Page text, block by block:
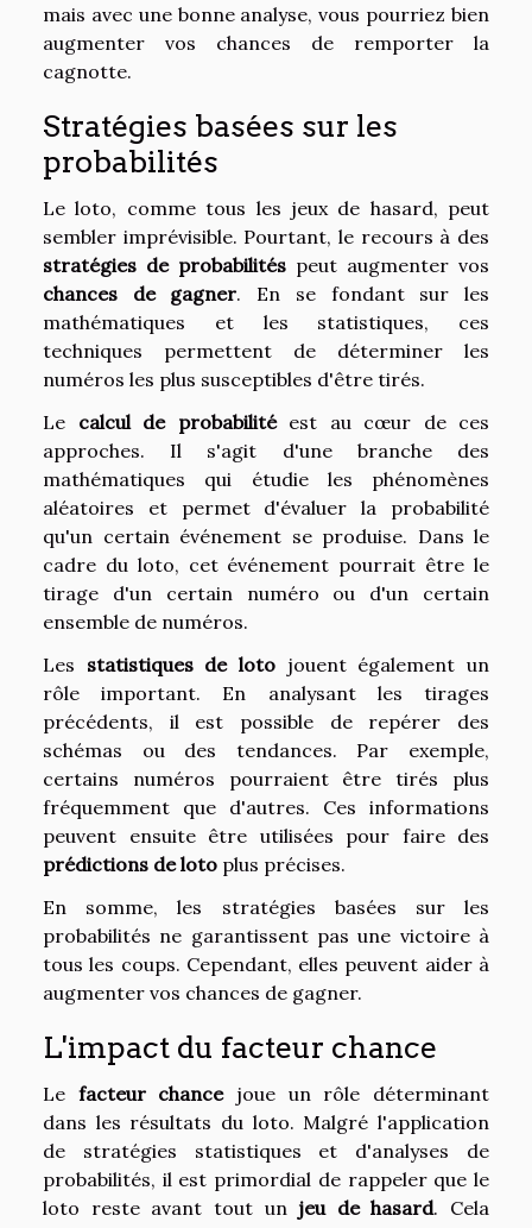
mais avec une bonne analyse, vous pourriez bien
augmenter vos chances de remporter la
cagnotte.
Stratégies basées sur les
probabilités
Le loto, comme tous les jeux de hasard, peut
sembler imprévisible. Pourtant, le recours à des
stratégies de probabilités peut augmenter vos
chances de gagner. En se fondant sur les
mathématiques et les statistiques, ces
techniques permettent de déterminer les
numéros les plus susceptibles d'être tirés.
Le calcul de probabilitéest au cœur de ces
approches. Il s'agit d'une branche des
mathématiques qui étudie les phénomènes
aléatoires et permet d'évaluer la probabilité
qu'un certain événement se produise. Dans le
cadre du loto, cet événement pourrait être le
tirage d'un certain numéro ou d'un certain
ensemble de numéros.
Les statistiques de loto jouent également un
rôle important. En analysant les tirages
précédents, il est possible de repérer des
schémas ou des tendances. Par exemple,
certains numéros pourraient être tirés plus
fréquemment que d'autres. Ces informations
peuvent ensuite être utilisées pour faire des
prédictions de loto plus précises.
En somme, les stratégies basées sur les
probabilités ne garantissent pas une victoire à
tous les coups. Cependant, elles peuvent aider à
augmenter vos chances de gagner.
L'impact du facteur chance
Le facteur chancejoue un rôle déterminant
dans les résultats du loto. Malgré l'application
de stratégies statistiques et d'analyses de
probabilités, il est primordial de rappeler que le
loto reste avant tout un jeu de hasard. Cela